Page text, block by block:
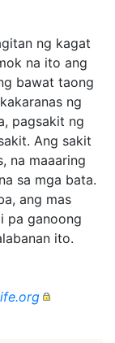
ng kagat
na ito ang
bawat taong
ng
pagsakit ng
Ang sakit
na maaaring
sa mga bata.
ang mas
pa ganoong
ito.